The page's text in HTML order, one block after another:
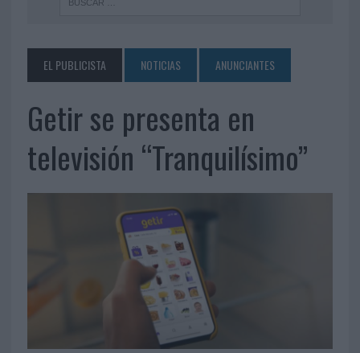
EL PUBLICISTA NOTICIAS ANUNCIANTES
Getir se presenta en
televisión “Tranquilísimo”